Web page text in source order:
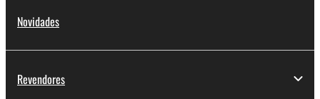
Novidades
Revendores